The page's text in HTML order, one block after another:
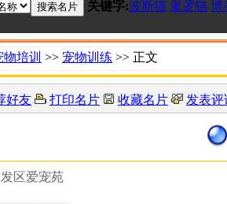
关键字:波斯猫 暹逻猫 博
物培训 >> 宠物训练 >> 正文
好友 打印名片 收藏名片 发表评
区爱宠苑